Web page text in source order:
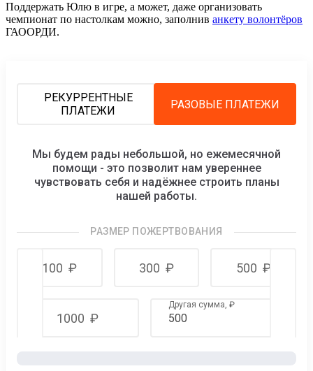
Поддержать Юлю в игре, а может, даже организовать
чемпионат по настолкам можно, заполнив анкету волонтёров
ГАООРДИ.
РЕКУРРЕНТНЫЕ
ПЛАТЕЖИ
РАЗОВЫЕ ПЛАТЕЖИ
Мы будем рады небольшой, но ежемесячной
помощи - это позволит нам увереннее
чувствовать себя и надёжнее строить планы
нашей работы.
РАЗМЕР ПОЖЕРТВОВАНИЯ
100 ₽ 300 ₽ 500 ₽
1000 ₽
Другая сумма, ₽